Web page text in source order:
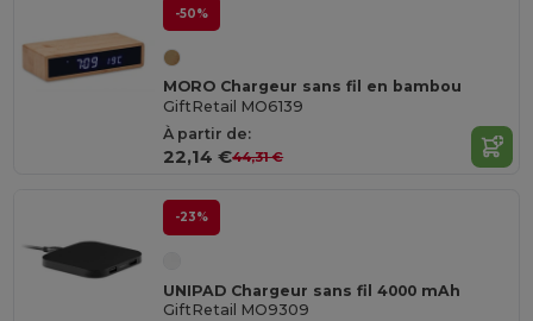
-50%
MORO Chargeur sans fil en bambou
GiftRetail MO6139
À partir de:
22,14 €44,31 €
-23%
UNIPAD Chargeur sans fil 4000 mAh
GiftRetail MO9309